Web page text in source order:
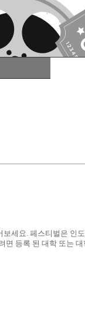
세요. 페스티벌은
등록 된 대학 또는